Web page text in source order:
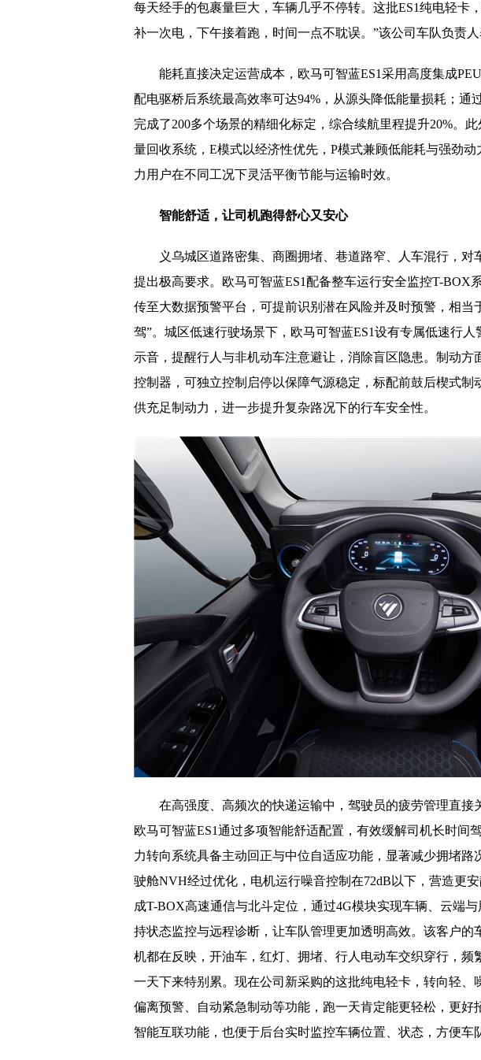
每天经手的包裹量巨大，车辆几乎不停转。这批ES1纯电轻卡
补一次电，下午接着跑，时间一点不耽误。”该公司车队负责人
能耗直接决定运营成本，欧马可智蓝ES1采用高度集成
配电驱桥后系统最高效率可达94%，从源头降低能量损耗；通
完成了200多个场景的精细化标定，综合续航里程提升20%。
量回收系统，E模式以经济性优先，P模式兼顾低能耗与强劲
力用户在不同工况下灵活平衡节能与运输时效。
智能舒适，让司机跑得舒心又安心
义乌城区道路密集、商圈拥堵、巷道路窄、人车混行，对
提出极高要求。欧马可智蓝ES1配备整车运行安全监控T-BOX
传至大数据预警平台，可提前识别潜在风险并及时预警，相当
驾”。城区低速行驶场景下，欧马可智蓝ES1设有专属低速行
示音，提醒行人与非机动车注意避让，消除盲区隐患。制动方
控制器，可独立控制启停以保障气源稳定，标配前鼓后楔式制
供充足制动力，进一步提升复杂路况下的行车安全性。
在高强度、高频次的快递运输中，驾驶员的疲劳管理直接
欧马可智蓝ES1通过多项智能舒适配置，有效缓解司机长时间
力转向系统具备主动回正与中位自适应功能，显著减少拥堵路
驶舱NVH经过优化，电机运行噪音控制在72dB以下，营造更
成T-BOX高速通信与北斗定位，通过4G模块实现车辆、云端
持状态监控与远程诊断，让车队管理更加透明高效。该客户的
机都在反映，开油车，红灯、拥堵、行人电动车交织穿行，频
一天下来特别累。现在公司新采购的这批纯电轻卡，转向轻、
偏离预警、自动紧急制动等功能，跑一天肯定能更轻松，更好
智能互联功能，也便于后台实时监控车辆位置、状态，方便车